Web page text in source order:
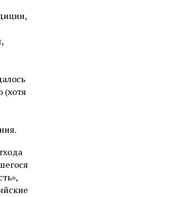
(хотя